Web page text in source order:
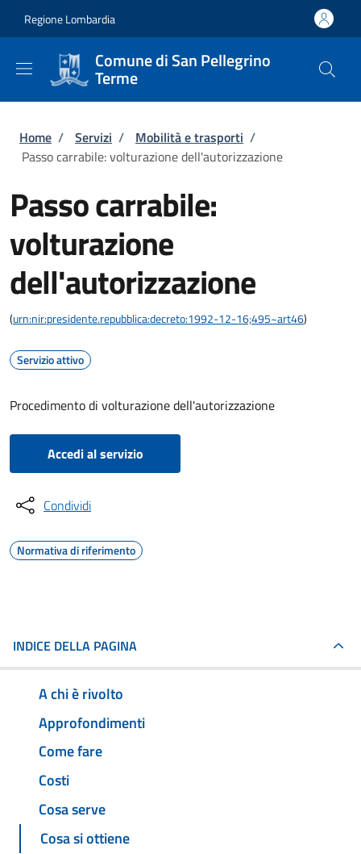
Regione Lombardia
Comune di San Pellegrino
Terme
Briciole di pane
Home / Servizi / Mobilità e trasporti /
Passo carrabile: volturazione dell'autorizzazione
Passo carrabile:
volturazione
dell'autorizzazione
(urn:nir:presidente.repubblica:decreto:1992-12-16;495~art46)
Servizio attivo
Procedimento di volturazione dell'autorizzazione
Accedi al servizio
Condividi
Normativa di riferimento
INDICE DELLA PAGINA
A chi è rivolto
Approfondimenti
Come fare
Costi
Cosa serve
Cosa si ottiene